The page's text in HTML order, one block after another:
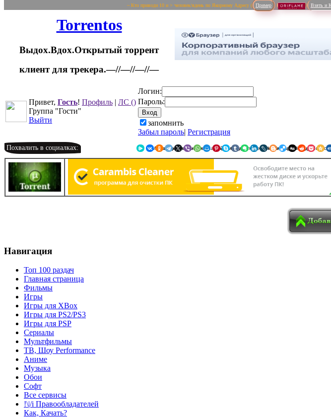
~ Кто приводи 10 и > человек/вдень по Якорному Адресу ( Пример Взять и
Torrentos
Выдох.Вдох.Открытый торрент
клиент для трекера.—//—//—//—
Привет, Гость! Профиль | ЛС ()
Группа "Гости"
Выйти
Логин:
Пароль:
запомнить
Забыл пароль| Регистрация
Похвалить в социалках: Я.Мессенджер
ВКонтакте
Одноклассники
Telegram
X ViberWhatsApp
Мой Мир
Pinterest
SkypeTumblrEvernote
LinkedIn
Навигация
Топ 100 раздач
Главная страница
Фильмы
Игры
Игры для XBox
Игры для PS2/PS3
Игры для PSP
Сериалы
Мультфильмы
ТВ, Шоу Performance
Аниме
Музыка
Обои
Софт
Все сервисы
!\|/i Правообладателей
Как, Качать?